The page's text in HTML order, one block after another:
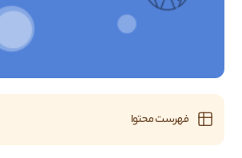
فهرست محتوا